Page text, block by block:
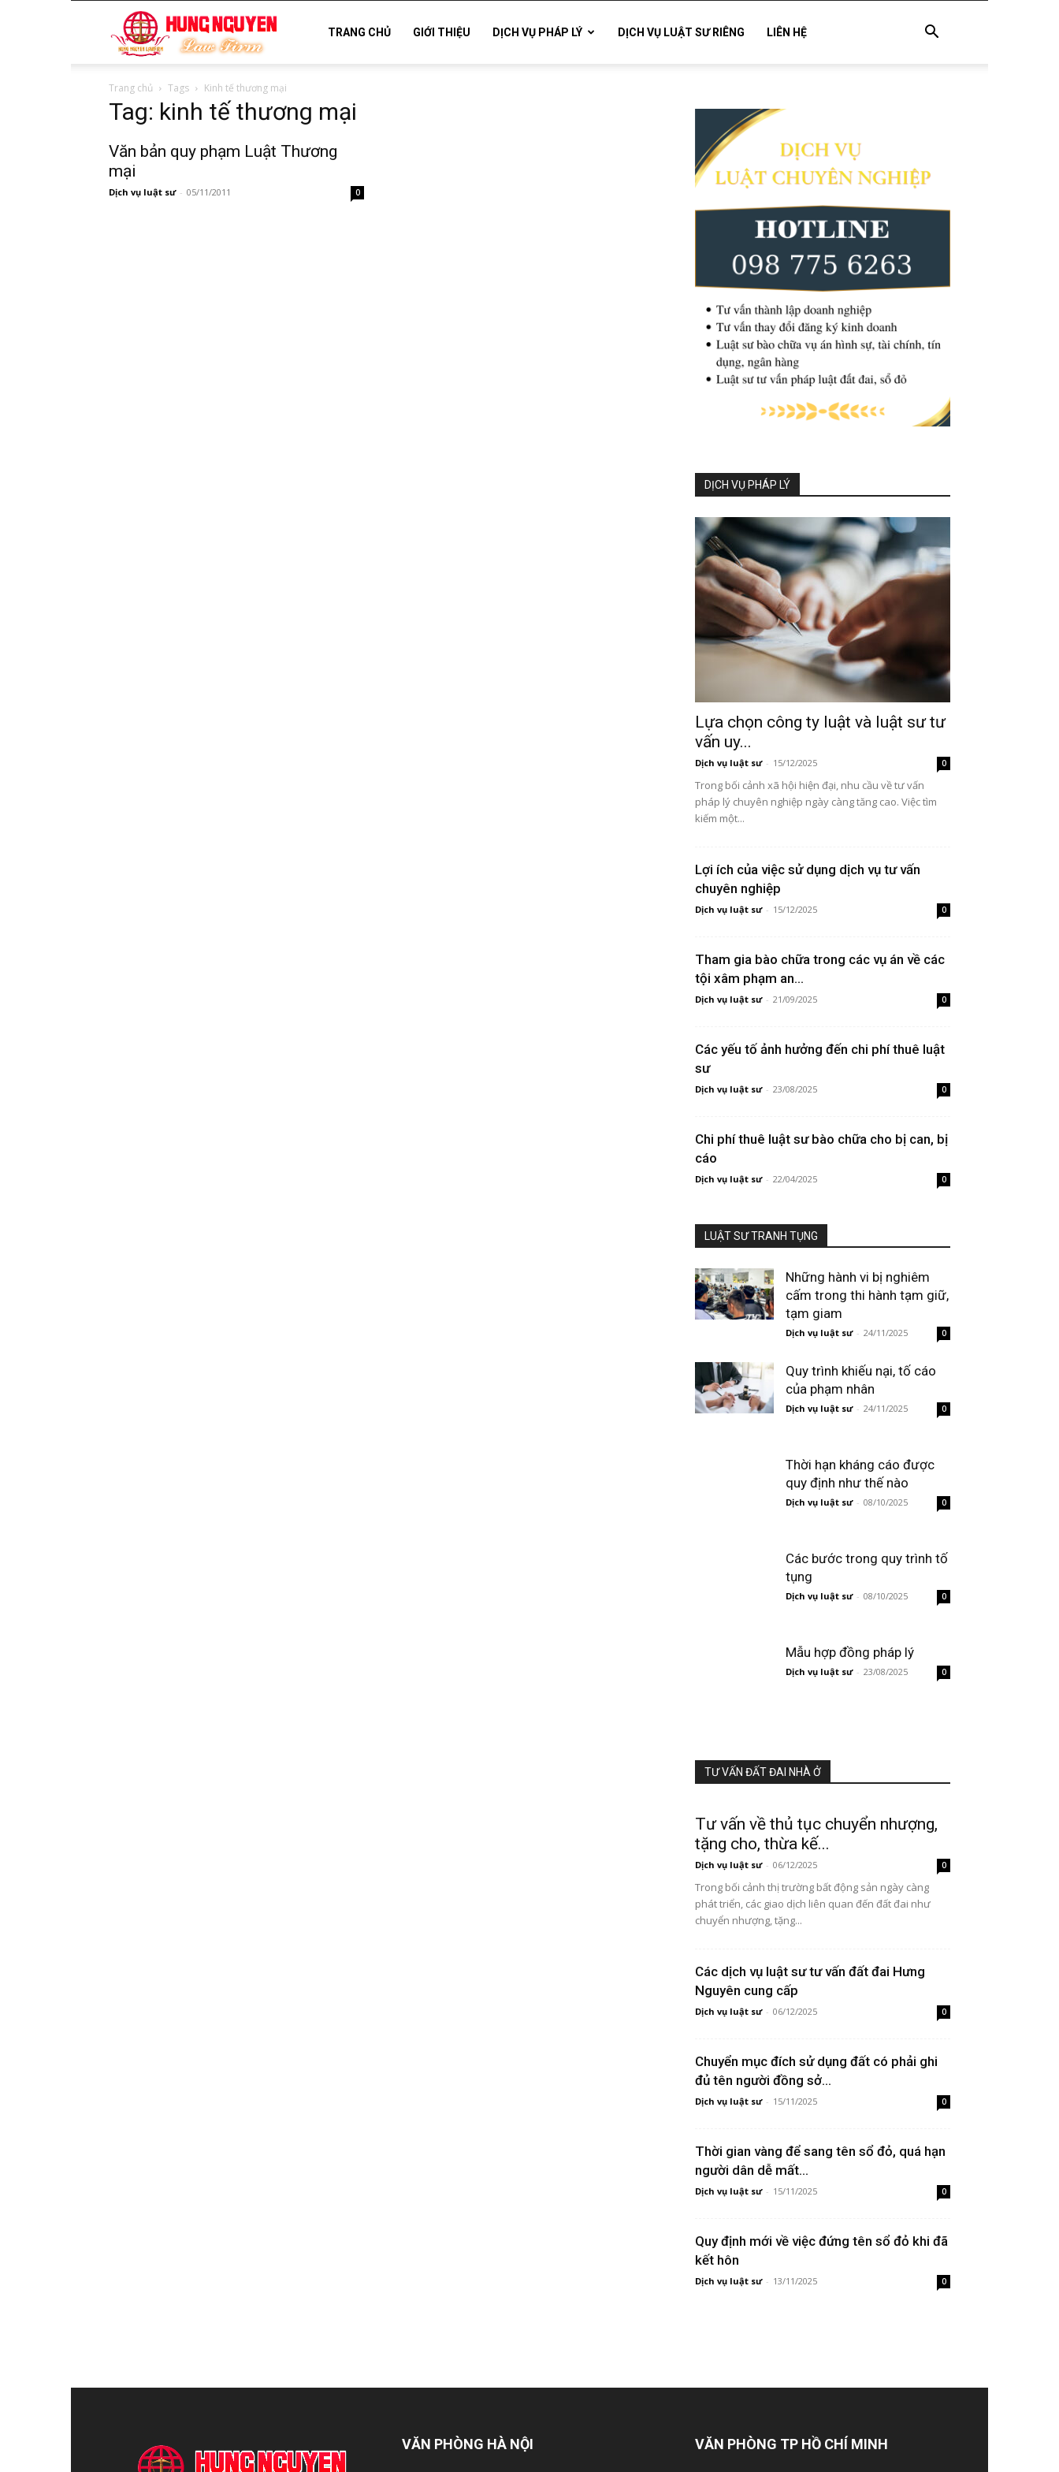
sư
uy
TRANG CHỦ GIỚI THIỆU DỊCH VỤ PHÁP LÝ DỊCH VỤ LUẬT SƯ RIÊNG LIÊN HỆ
Trang chủ Tags Kinh tế thương mại
Tag: kinh tế thương mại
Văn bản quy phạm Luật Thương
mại
Dịch vụ luật sư - 05/11/2011 0
DỊCH VỤ PHÁP LÝ
Lựa chọn công ty luật và luật sư tư
vấn uy...
Dịch vụ luật sư - 15/12/2025 0
Trong bối cảnh xã hội hiện đại, nhu cầu về tư vấn
pháp lý chuyên nghiệp ngày càng tăng cao. Việc tìm
kiếm một...
Lợi ích của việc sử dụng dịch vụ tư vấn
chuyên nghiệp
Dịch vụ luật sư - 15/12/2025 0
Tham gia bào chữa trong các vụ án về các
tội xâm phạm an...
Dịch vụ luật sư - 21/09/2025 0
Các yếu tố ảnh hưởng đến chi phí thuê luật
sư
Dịch vụ luật sư - 23/08/2025 0
Chi phí thuê luật sư bào chữa cho bị can, bị
cáo
Dịch vụ luật sư - 22/04/2025 0
LUẬT SƯ TRANH TỤNG
Những hành vi bị nghiêm
cấm trong thi hành tạm giữ,
tạm giam
Dịch vụ luật sư - 24/11/2025 0
Quy trình khiếu nại, tố cáo
của phạm nhân
Dịch vụ luật sư - 24/11/2025 0
Thời hạn kháng cáo được
quy định như thế nào
Dịch vụ luật sư - 08/10/2025 0
Các bước trong quy trình tố
tụng
Dịch vụ luật sư - 08/10/2025 0
Mẫu hợp đồng pháp lý
Dịch vụ luật sư - 23/08/2025 0
TƯ VẤN ĐẤT ĐAI NHÀ Ở
Tư vấn về thủ tục chuyển nhượng,
tặng cho, thừa kế...
Dịch vụ luật sư - 06/12/2025 0
Trong bối cảnh thị trường bất động sản ngày càng
phát triển, các giao dịch liên quan đến đất đai như
chuyển nhượng, tặng...
Các dịch vụ luật sư tư vấn đất đai Hưng
Nguyên cung cấp
Dịch vụ luật sư - 06/12/2025 0
Chuyển mục đích sử dụng đất có phải ghi
đủ tên người đồng sở...
Dịch vụ luật sư - 15/11/2025 0
Thời gian vàng để sang tên sổ đỏ, quá hạn
người dân dễ mất...
Dịch vụ luật sư - 15/11/2025 0
Quy định mới về việc đứng tên sổ đỏ khi đã
kết hôn
Dịch vụ luật sư - 13/11/2025 0
VĂN PHÒNG HÀ NỘI VĂN PHÒNG TP HỒ CHÍ MINH